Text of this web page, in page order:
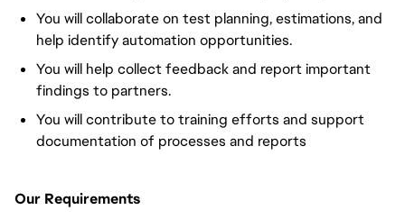
You will collaborate on test planning, estimations, and
help identify automation opportunities.
You will help collect feedback and report important
findings to partners.
You will contribute to training efforts and support
documentation of processes and reports
Our Requirements